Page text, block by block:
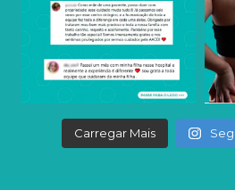
Carregar Mais